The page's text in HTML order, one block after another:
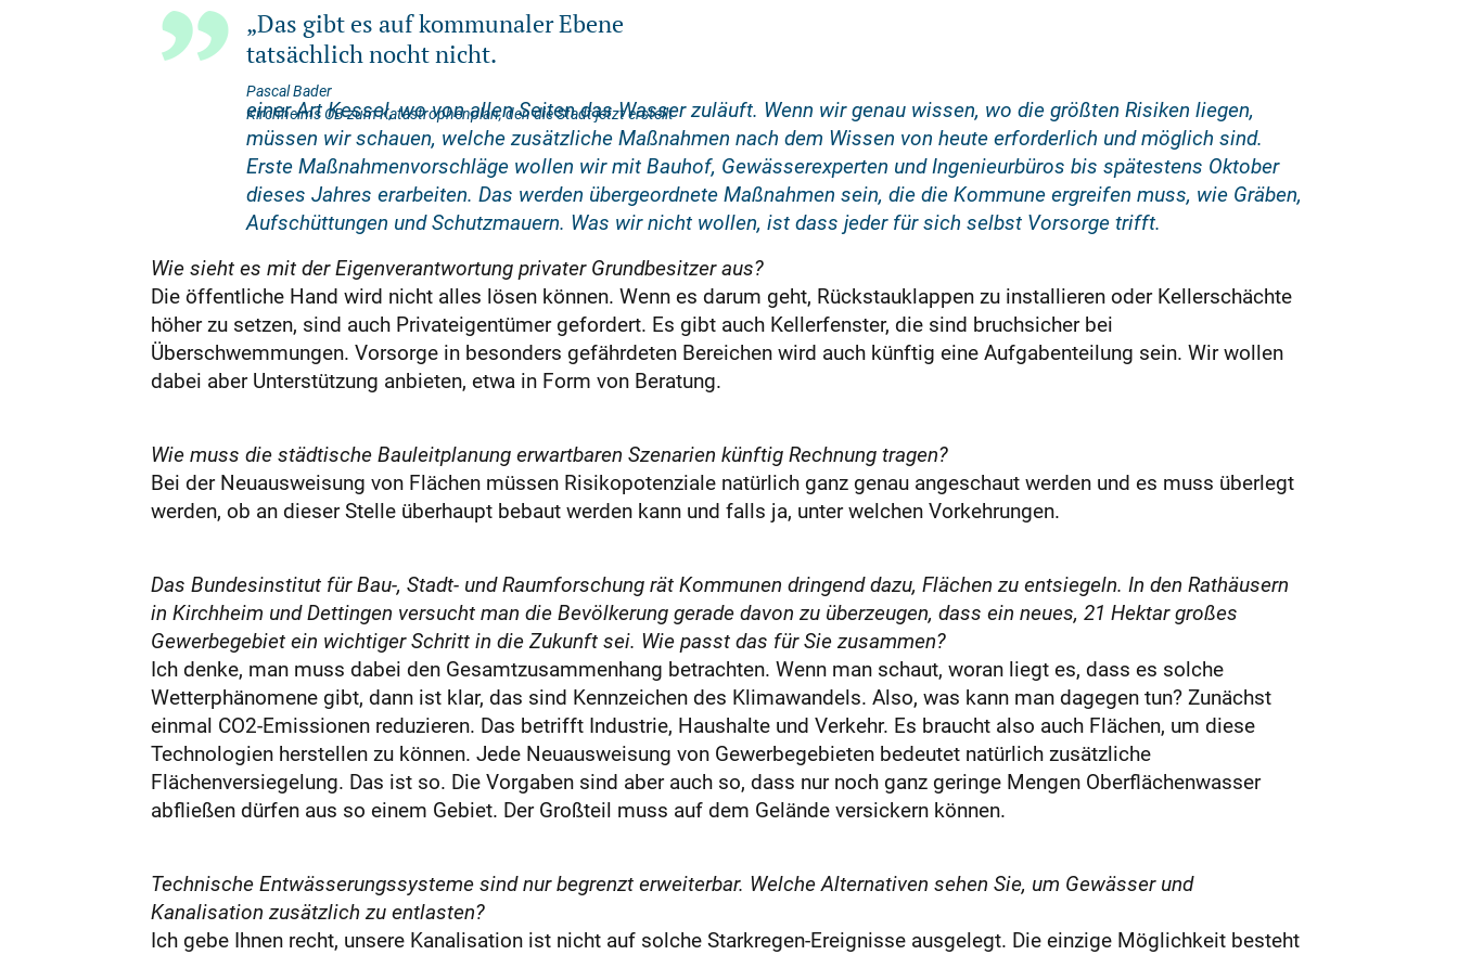
„Das gibt es auf kommunaler Ebene
tatsächlich nocht nicht.
Pascal Bader
Kirchheims OB zum Katastrophenplan, den die Stadt jetzt erstellt
einer Art Kessel, wo von allen Seiten das Wasser zuläuft. Wenn wir genau wissen, wo die größten Risiken liegen,
müssen wir schauen, welche zusätzliche Maßnahmen nach dem Wissen von heute erforderlich und möglich sind.
Erste Maßnahmenvorschläge wollen wir mit Bauhof, Gewässerexperten und Ingenieurbüros bis spätestens Oktober
dieses Jahres erarbeiten. Das werden übergeordnete Maßnahmen sein, die die Kommune ergreifen muss, wie Gräben,
Aufschüttungen und Schutzmauern. Was wir nicht wollen, ist dass jeder für sich selbst Vorsorge trifft.
Wie sieht es mit der Eigenverantwortung privater Grundbesitzer aus?
Die öffentliche Hand wird nicht alles lösen können. Wenn es darum geht, Rückstauklappen zu installieren oder Kellerschächte
höher zu setzen, sind auch Privateigentümer gefordert. Es gibt auch Kellerfenster, die sind bruchsicher bei
Überschwemmungen. Vorsorge in besonders gefährdeten Bereichen wird auch künftig eine Aufgabenteilung sein. Wir wollen
dabei aber Unterstützung anbieten, etwa in Form von Beratung.
Wie muss die städtische Bauleitplanung erwartbaren Szenarien künftig Rechnung tragen?
Bei der Neuausweisung von Flächen müssen Risikopotenziale natürlich ganz genau angeschaut werden und es muss überlegt
werden, ob an dieser Stelle überhaupt bebaut werden kann und falls ja, unter welchen Vorkehrungen.
Das Bundesinstitut für Bau-, Stadt- und Raumforschung rät Kommunen dringend dazu, Flächen zu entsiegeln. In den Rathäusern
in Kirchheim und Dettingen versucht man die Bevölkerung gerade davon zu überzeugen, dass ein neues, 21 Hektar großes
Gewerbegebiet ein wichtiger Schritt in die Zukunft sei. Wie passt das für Sie zusammen?
Ich denke, man muss dabei den Gesamtzusammenhang betrachten. Wenn man schaut, woran liegt es, dass es solche
Wetterphänomene gibt, dann ist klar, das sind Kennzeichen des Klimawandels. Also, was kann man dagegen tun? Zunächst
einmal CO2-Emissionen reduzieren. Das betrifft Industrie, Haushalte und Verkehr. Es braucht also auch Flächen, um diese
Technologien herstellen zu können. Jede Neuausweisung von Gewerbegebieten bedeutet natürlich zusätzliche
Flächenversiegelung. Das ist so. Die Vorgaben sind aber auch so, dass nur noch ganz geringe Mengen Oberflächenwasser
abfließen dürfen aus so einem Gebiet. Der Großteil muss auf dem Gelände versickern können.
Technische Entwässerungssysteme sind nur begrenzt erweiterbar. Welche Alternativen sehen Sie, um Gewässer und
Kanalisation zusätzlich zu entlasten?
Ich gebe Ihnen recht, unsere Kanalisation ist nicht auf solche Stark­regen-Ereignisse ausgelegt. Die einzige Möglichkeit besteht